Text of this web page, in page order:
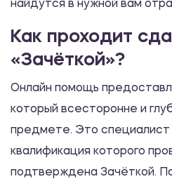
найдутся в нужной вам
Как проходит
«Зачёткой»?
Онлайн помощь
который всесторонне и
предмете. Это специалист
квалификация которого
подтверждена Зачёткой.